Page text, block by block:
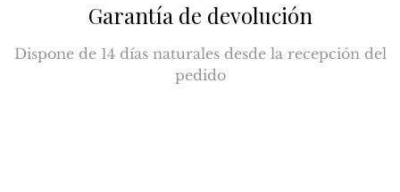
Garantía de devolución
Dispone de 14 días naturales desde la recepción del
pedido